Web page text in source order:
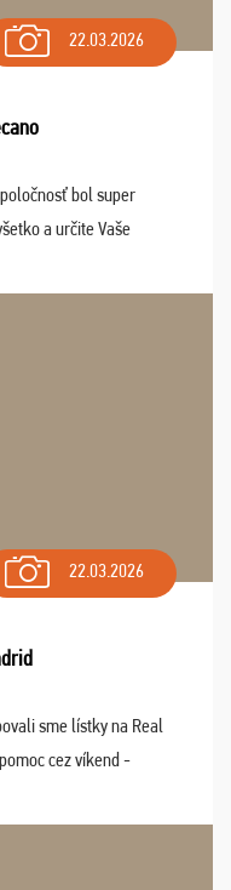
22.03.2026
bol super
a určite Vaše
22.03.2026
sme lístky na Real
cez víkend -
štadión Barnabéu ...